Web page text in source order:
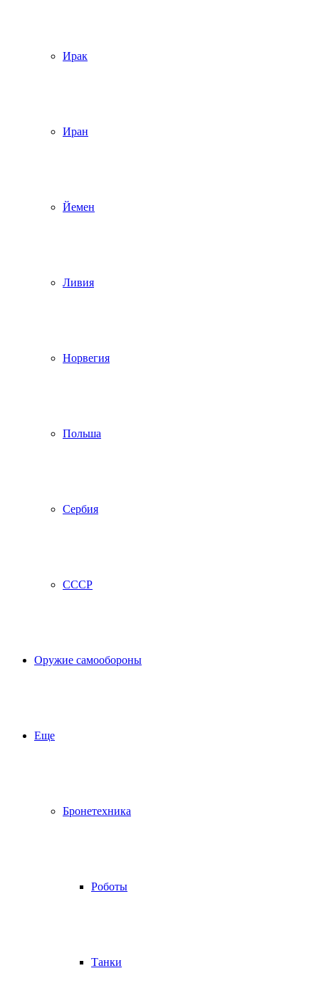
Ирак
Иран
Йемен
Ливия
Норвегия
Польша
Сербия
СССР
Оружие самообороны
Еще
Бронетехника
Роботы
Танки